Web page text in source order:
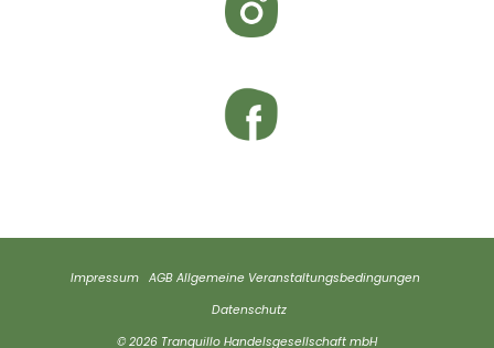
Impressum AGB Allgemeine Veranstaltungsbedingungen
Datenschutz
© 2026 Tranquillo Handelsgesellschaft mbH